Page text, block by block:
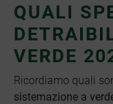
QUALI
VERDE
Ricordiamo quali
sistemazione a